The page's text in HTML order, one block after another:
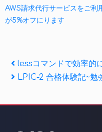
AWS請求代行サービスをご利
が5%オフにります
投
稿
ナ
Previous
Post
lessコマンドで効率的
Next
LPIC-2 合格体験記~勉